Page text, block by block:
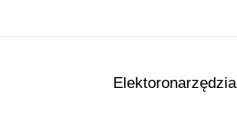
Elektoronarzędzia